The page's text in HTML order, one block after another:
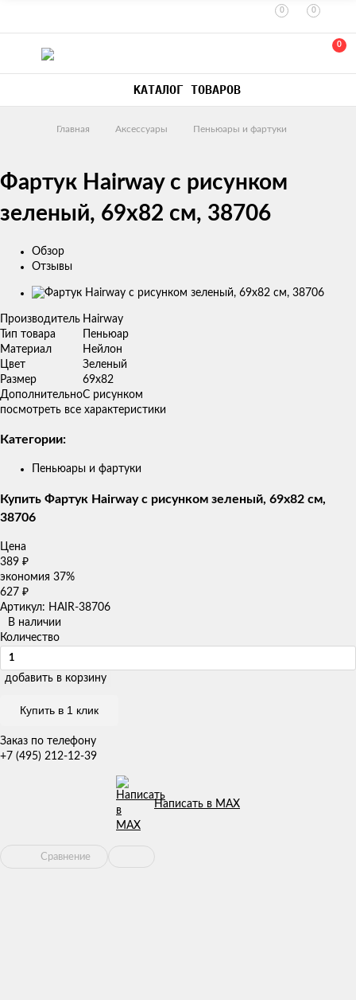
0 0
0
КАТАЛОГ ТОВАРОВ
Главная Аксессуары Пеньюары и фартуки
Фартук Hairway с рисунком
зеленый, 69x82 см, 38706
Обзор
Отзывы
Изображения
товаров
Производитель Hairway
Тип товара
Пеньюар
Материал
Нейлон
Цвет
Зеленый
Размер
69x82
ДополнительноС рисунком
посмотреть все характеристики
Категории:
Пеньюары и фартуки
Купить Фартук Hairway с рисунком зеленый, 69x82 см,
38706
Цена
389 ₽
экономия 37%
627 ₽
Артикул: HAIR-38706
В наличии
Количество
добавить в корзину
Купить в 1 клик
Заказ по телефону
+7 (495) 212-12-39
Написать в MAX
Сравнение